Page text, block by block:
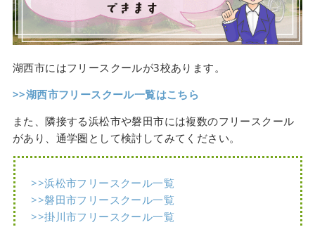
湖西市にはフリースクールが3校あります。
>>湖西市フリースクール一覧はこちら
また、隣接する浜松市や磐田市には複数のフリースクール
があり、通学圏として検討してみてください。
>>浜松市フリースクール一覧
>>磐田市フリースクール一覧
>>掛川市フリースクール一覧